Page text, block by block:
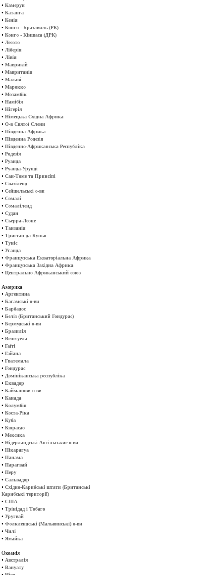
• Камерун
• Катанга
• Кенія
• Конго - Бразавиль (РК)
• Конго - Кіншаса (ДРК)
• Лесото
• Ліберія
• Лівія
• Маврикій
• Мавританія
• Малаві
• Марокко
• Мозамбік
• Намібія
• Нігерія
• Німецька Східна Африка
• О-в Святої Єлени
• Південна Африка
• Південна Родезія
• Південно-Африканська Республіка
• Родезія
• Руанда
• Руанда-Урунді
• Сан-Томе та Принсіпі
• Свазіленд
• Сейшельські о-ви
• Сомалі
• Сомаліленд
• Судан
• Сьерра-Леоне
• Танзанія
• Тристан да Кунья
• Туніс
• Уганда
• Французська Екваторіальна Африка
• Французська Західна Африка
• Центрально Африканський союз
Америка
• Аргентина
• Багамські о-ви
• Барбадос
• Беліз (Британський Гондурас)
• Бермудські о-ви
• Бразилія
• Венесуела
• Гаїті
• Гайана
• Гватемала
• Гондурас
• Домініканська республіка
• Еквадор
• Кайманови о-ви
• Канада
• Колумбія
• Коста-Ріка
• Куба
• Кюрасао
• Мексика
• Нідерландські Антільськие о-ви
• Нікарагуа
• Панама
• Парагвай
• Перу
• Сальвадор
• Східно-Карибські штати (Британські
Карибські території)
• США
• Трінідад і Тобаго
• Уругвай
• Фолклендські (Мальвинські) о-ви
• Чилі
• Ямайка
Океанія
• Австралія
• Вануату